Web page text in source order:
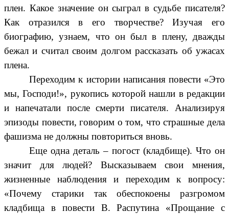
плен. Какое значение он сыграл в судьбе писателя?
Как отразился в его творчестве? Изучая его
биографию, узнаем, что он был в плену, дважды
бежал и считал своим долгом рассказать об ужасах
плена.
Переходим к истории написания повести «Это
мы, Господи!», рукопись которой нашли в редакции
и напечатали после смерти писателя. Анализируя
эпизоды повести, говорим о том, что страшные дела
фашизма не должны повториться вновь.
Еще одна деталь – погост (кладбище). Что он
значит для людей? Высказываем свои мнения,
жизненные наблюдения и переходим к вопросу:
«Почему старики так обеспокоены разгромом
кладбища в повести В. Распутина «Прощание с